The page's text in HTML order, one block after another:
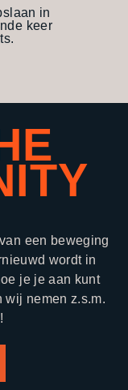
in
keer
een beweging
wordt in
je je aan kunt
wij nemen z.s.m.